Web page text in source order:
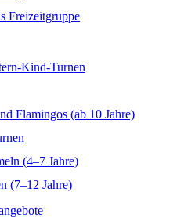
Freizeitgruppe
Kind-Turnen
Flamingos (ab 10 Jahre)
(4–7 Jahre)
(7–12 Jahre)